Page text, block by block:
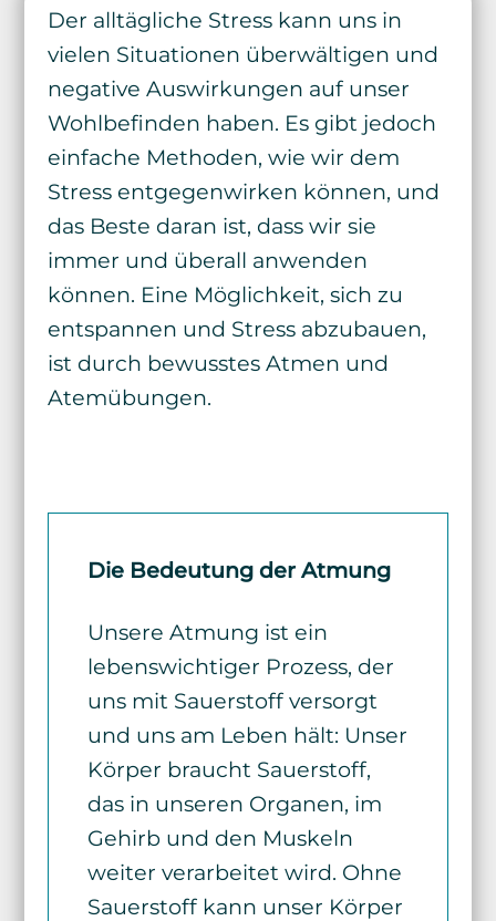
Der alltägliche Stress kann uns in
vielen Situationen überwältigen und
negative Auswirkungen auf unser
Wohlbefinden haben. Es gibt jedoch
einfache Methoden, wie wir dem
Stress entgegenwirken können, und
das Beste daran ist, dass wir sie
immer und überall anwenden
können. Eine Möglichkeit, sich zu
entspannen und Stress abzubauen,
ist durch bewusstes Atmen und
Atemübungen.
Die Bedeutung der Atmung
Unsere Atmung ist ein
lebenswichtiger Prozess, der
uns mit Sauerstoff versorgt
und uns am Leben hält: Unser
Körper braucht Sauerstoff,
das in unseren Organen, im
Gehirb und den Muskeln
weiter verarbeitet wird. Ohne
Sauerstoff kann unser Körper